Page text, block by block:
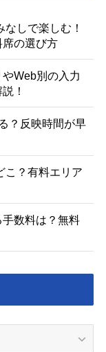
なしで楽しむ！
の選び方
Web別の入力
！
？反映時間が早
こ？有料エリア
数料は？無料